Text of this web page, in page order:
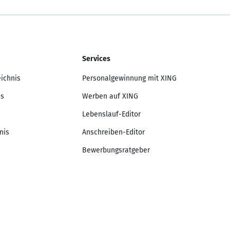
Services
Personalgewinnung mit XING
Werben auf XING
Lebenslauf-Editor
Anschreiben-Editor
Bewerbungsratgeber